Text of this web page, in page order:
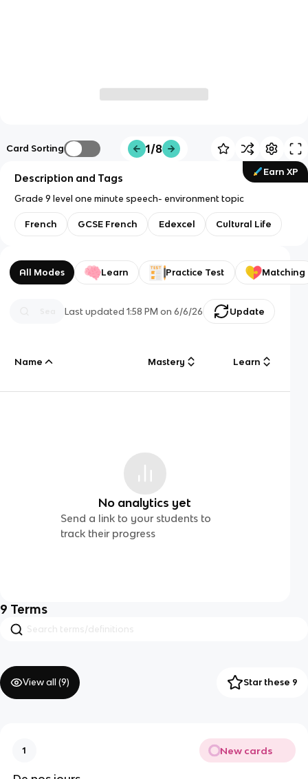
Card Sorting 1/8
Earn XP
Description and Tags
Grade 9 level one minute speech- environment topic
French GCSE French Edexcel Cultural Life
All Modes Learn Practice Test Matching
Last updated1:58 PM on 6/6/26 Update
Name Mastery Learn
No analytics yet
Send a link to your students to
track their progress
9 Terms
View all (9) Star these 9
1 New cards